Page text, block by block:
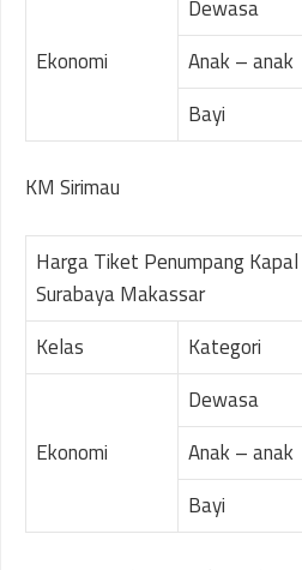
Ekonomi
Dewasa
Anak – anak
Bayi
KM Sirimau
Harga Tiket Penumpang
Surabaya Makassar
Kelas
Kategori
Ekonomi
Dewasa
Anak – anak
Bayi